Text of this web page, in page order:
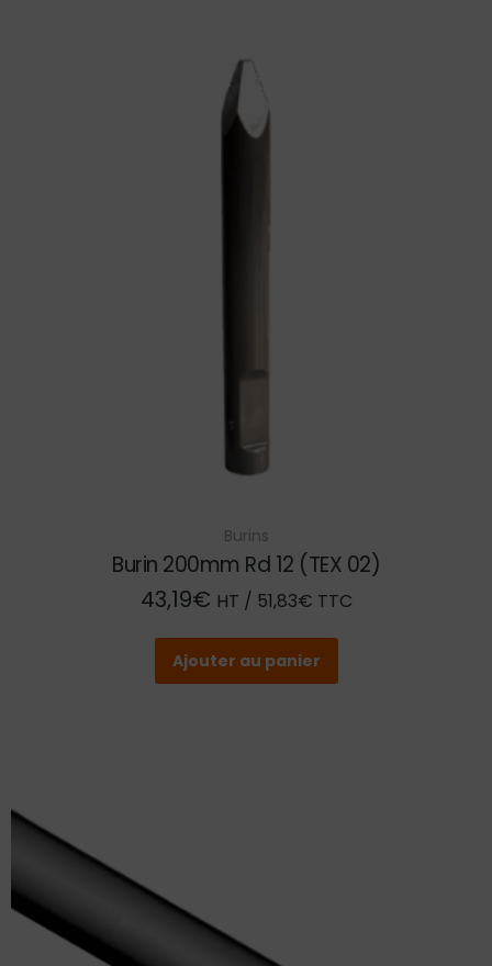
Burins
Burin 200mm Rd 12 (TEX 02)
43,19€ HT / 51,83€ TTC
Ajouter au panier